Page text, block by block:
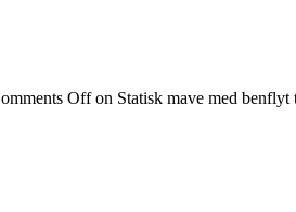
Offon Statisk mave med benflyt